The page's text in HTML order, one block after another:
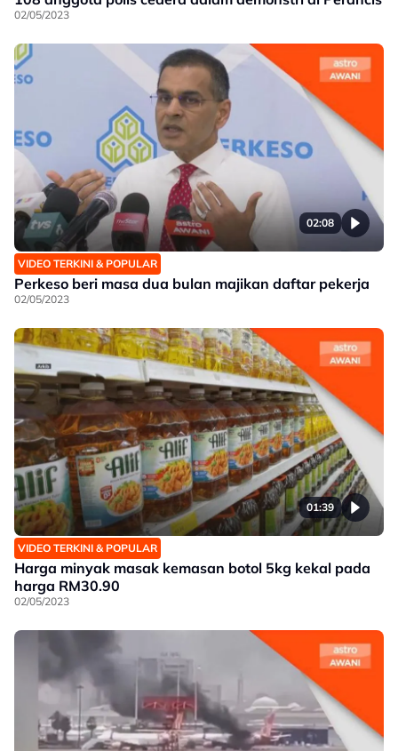
02/05/2023
02:08
VIDEO TERKINI & POPULAR
Perkeso beri masa dua bulan majikan daftar pekerja
02/05/2023
01:39
VIDEO TERKINI & POPULAR
Harga minyak masak kemasan botol 5kg kekal pada
harga RM30.90
02/05/2023